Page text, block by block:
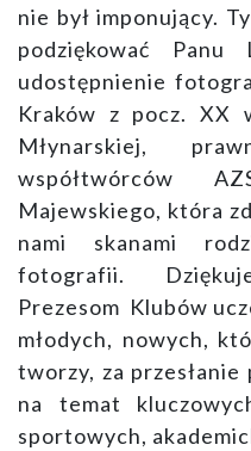
nie był imponujący.
podziękować Panu
udostępnienie
Kraków z pocz. XX
Młynarskiej,
współtwórców
Majewskiego, która
nami skanami
fotografii.
Prezesom Klubów
młodych, nowych,
tworzy, za
na temat
sportowych,